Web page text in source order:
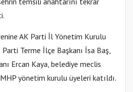
AK Parti İl Yönetim Kurulu
Parti Terme İlçe Başkanı İsa Baş,
Ercan Kaya, belediye meclis
yönetim kurulu üyeleri katıldı.